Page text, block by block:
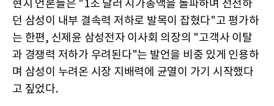
현지 언론들은 "1조 달러 시가총액을 돌파하며 선전하
던 삼성이 내부 결속력 저하로 발목이 잡혔다"고 평가하
는 한편, 신제윤 삼성전자 이사회 의장의 "고객사 이탈
과 경쟁력 저하가 우려된다"는 발언을 비중 있게 인용하
며 삼성이 누려온 시장 지배력에 균열이 가기 시작했다
고 짚었다.